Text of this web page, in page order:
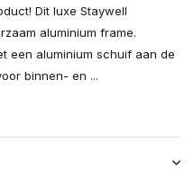
Dit luxe Staywell
aluminium frame.
een aluminium schuif aan de
binnen- en ...